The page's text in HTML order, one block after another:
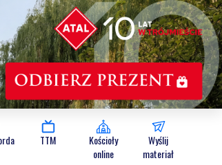
TTM
Kościoły
online
Wyślij
materiał